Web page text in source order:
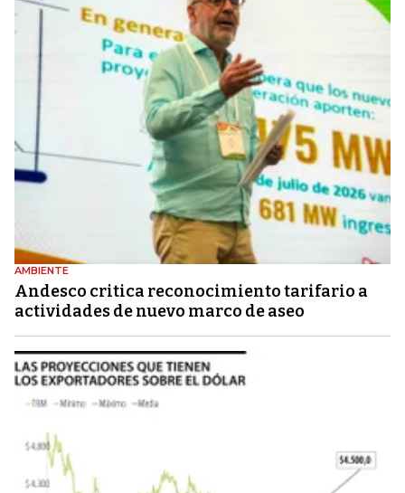
AMBIENTE
Andesco critica reconocimiento tarifario a
actividades de nuevo marco de aseo